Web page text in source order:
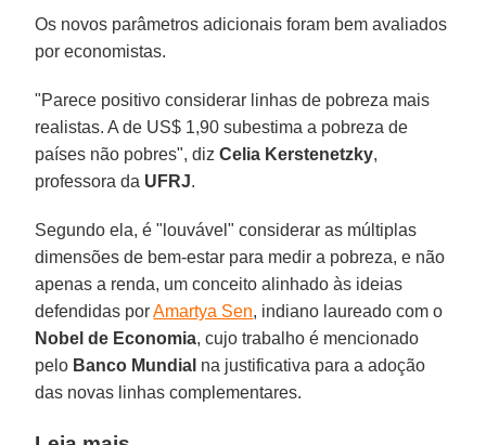
Os novos parâmetros adicionais foram bem avaliados
por economistas.
"Parece positivo considerar linhas de pobreza mais
realistas. A de US$ 1,90 subestima a pobreza de
países não pobres", dizCelia Kerstenetzky,
professora da UFRJ.
Segundo ela, é "louvável" considerar as múltiplas
dimensões de bem-estar para medir a pobreza, e não
apenas a renda, um conceito alinhado às ideias
defendidas porAmartya Sen, indiano laureado com o
Nobel de Economia, cujo trabalho é mencionado
pelo Banco Mundial na justificativa para a adoção
das novas linhas complementares.